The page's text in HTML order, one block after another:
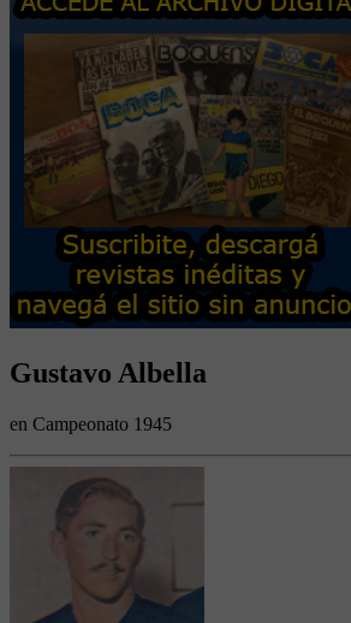
Gustavo Albella
en Campeonato 1945